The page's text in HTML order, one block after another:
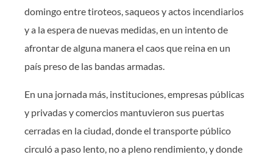
domingo entre tiroteos, saqueos y actos incendiarios
y a la espera de nuevas medidas, en un intento de
afrontar de alguna manera el caos que reina en un
país preso de las bandas armadas.
En una jornada más, instituciones, empresas públicas
y privadas y comercios mantuvieron sus puertas
cerradas en la ciudad, donde el transporte público
circuló a paso lento, no a pleno rendimiento, y donde